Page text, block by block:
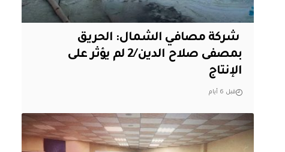
‏ شركة مصافي الشمال: الحريق
بمصفى صلاح الدين/2 لم يؤثر على
الإنتاج
قبل 6 أيام